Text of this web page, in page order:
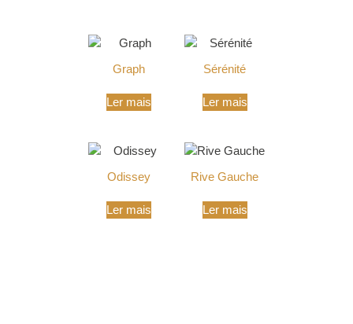
Graph
Ler mais
Sérénité
Ler mais
Odissey
Ler mais
Rive Gauche
Ler mais